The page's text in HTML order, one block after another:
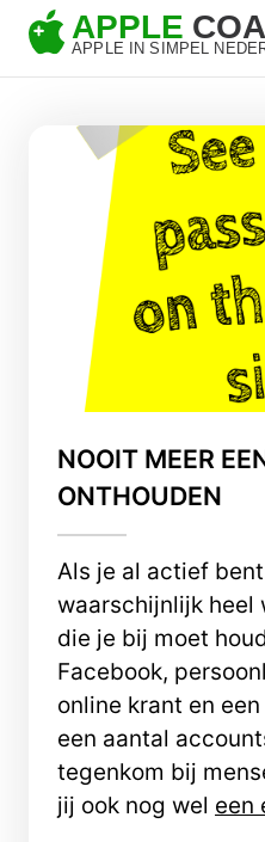
NOOIT MEER
ONTHOUDEN
Als je al actief
waarschijnlijk heel
die je bij moet
Facebook,
online krant en
een aantal
tegenkom bij
jij ook nog wel een